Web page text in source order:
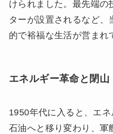
けられました。最先端の
ターが設置されるなど
的で裕福な生活が営まれ
エネルギー革命と閉山
1950年代に入ると、エ
石油へと移り変わり、軍